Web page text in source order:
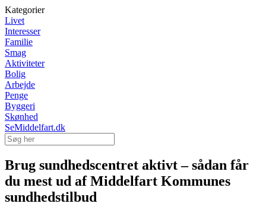
Kategorier
Livet
Interesser
Familie
Smag
Aktiviteter
Bolig
Arbejde
Penge
Byggeri
Skønhed
SeMiddelfart.dk
Brug sundhedscentret aktivt – sådan får
du mest ud af Middelfart Kommunes
sundhedstilbud